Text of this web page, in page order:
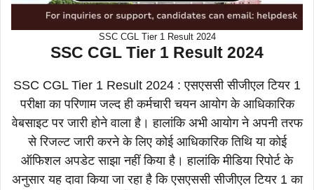
SSC CGL Tier 1 Result 2024
SSC CGL Tier 1 Result 2024
SSC CGL Tier 1 Result 2024 : एसएससी सीजीएल टियर 1
परीक्षा का परिणाम जल्द ही कर्मचारी चयन आयोग के आधिकारिक
वेबसाइट पर जारी होने वाला है। हालांकि अभी आयोग ने अपनी तरफ
से रिजल्ट जारी करने के लिए कोई आधिकारिक तिथि या कोई
ऑफिशल अपडेट साझा नहीं किया है। हालांकि मीडिया रिपोर्ट के
अनुसार यह दावा किया जा रहा है कि एसएससी सीजीएल टियर 1 का